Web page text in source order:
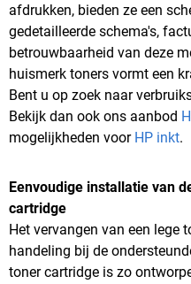
afdrukken, bieden ze een
gedetailleerde schema's,
betrouwbaarheid van deze
huismerk toners vormt een
Bent u op zoek naar
Bekijk dan ook ons aanbod
mogelijkheden voor HP inkt.
Eenvoudige installatie van
cartridge
Het vervangen van een lege
handeling bij de
toner cartridge is zo